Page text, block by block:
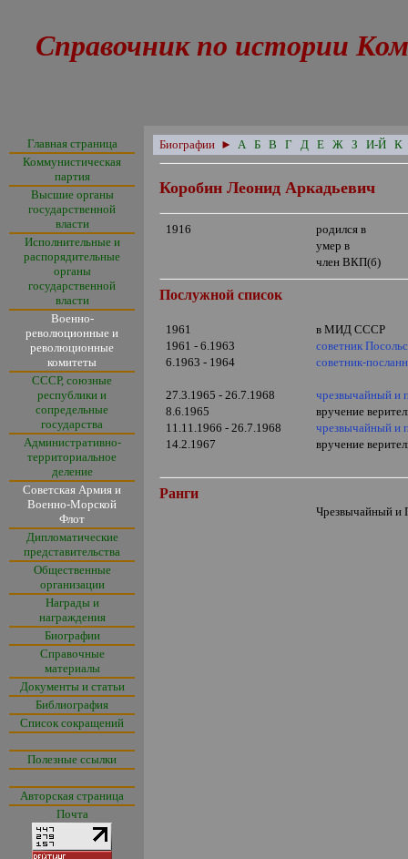
Справочник по истории
Главная страница
Коммунистическая
партия
Высшие органы
государственной
власти
Исполнительные и
распорядительные
органы
государственной
власти
Военно-
революционные и
революционные
комитеты
СССР, союзные
республики и
сопредельные
государства
Административно-
территориальное
деление
Советская Армия и
Военно-Морской
Флот
Дипломатические
представительства
Общественные
организации
Награды и
награждения
Биографии
Справочные
материалы
Документы и статьи
Библиография
Список сокращений
Полезные ссылки
Авторская страница
Почта
Биографии ► А Б В Г Д Е Ж З И-Й К
Коробин Леонид Аркадьевич
1916
родился в
умер в
член ВКП(б)
Послужной список
1961
в МИД СССР
1961 - 6.1963
советник
6.1963 - 1964
советник-
27.3.1965 - 26.7.1968
чрезвычайный и
8.6.1965
вручение
11.11.1966 - 26.7.1968
чрезвычайный и
14.2.1967
вручение
Ранги
Чрезвычайный и